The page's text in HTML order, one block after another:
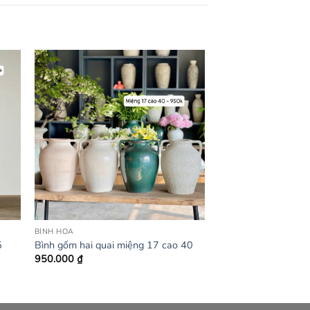
BÌNH HOA
Bình gốm hai quai miệng 17 cao 40
950.000 ₫